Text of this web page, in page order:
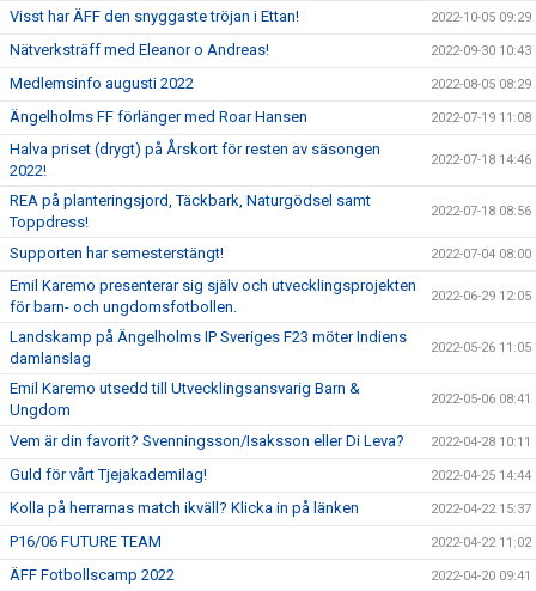
Visst har ÄFF den snyggaste tröjan i Ettan! 2022-10-05 09:29
Nätverksträff med Eleanor o Andreas! 2022-09-30 10:43
Medlemsinfo augusti 2022 2022-08-05 08:29
Ängelholms FF förlänger med Roar Hansen 2022-07-19 11:08
Halva priset (drygt) på Årskort för resten av säsongen
2022!
2022-07-18 14:46
REA på planteringsjord, Täckbark, Naturgödsel samt
Toppdress!
2022-07-18 08:56
Supporten har semesterstängt! 2022-07-04 08:00
Emil Karemo presenterar sig själv och utvecklingsprojekten
för barn- och ungdomsfotbollen.
2022-06-29 12:05
Landskamp på Ängelholms IP Sveriges F23 möter Indiens
damlanslag
2022-05-26 11:05
Emil Karemo utsedd till Utvecklingsansvarig Barn &
Ungdom
2022-05-06 08:41
Vem är din favorit? Svenningsson/Isaksson eller Di Leva? 2022-04-28 10:11
Guld för vårt Tjejakademilag! 2022-04-25 14:44
Kolla på herrarnas match ikväll? Klicka in på länken 2022-04-22 15:37
P16/06 FUTURE TEAM 2022-04-22 11:02
ÄFF Fotbollscamp 2022 2022-04-20 09:41